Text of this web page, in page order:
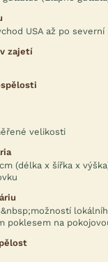
USA až po severní
zajetí
velikosti
(délka x šířka x
poklesem na